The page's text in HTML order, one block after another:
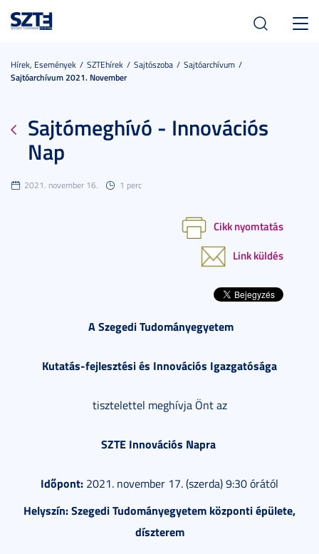
Hírek, Események SZTEhírek Sajtószoba
Sajtóarchívum
Sajtóarchívum 2021. November
Sajtómeghívó - Innovációs
Nap
2021. november 16. 1 perc
Cikk nyomtatás
Link küldés
A Szegedi Tudományegyetem
Kutatás-fejlesztési és Innovációs Igazgatósága
tisztelettel meghívja Önt az
SZTE Innovációs Napra
Időpont: 2021. november 17. (szerda) 9:30 órától
Helyszín: Szegedi Tudományegyetem központi épülete,
díszterem